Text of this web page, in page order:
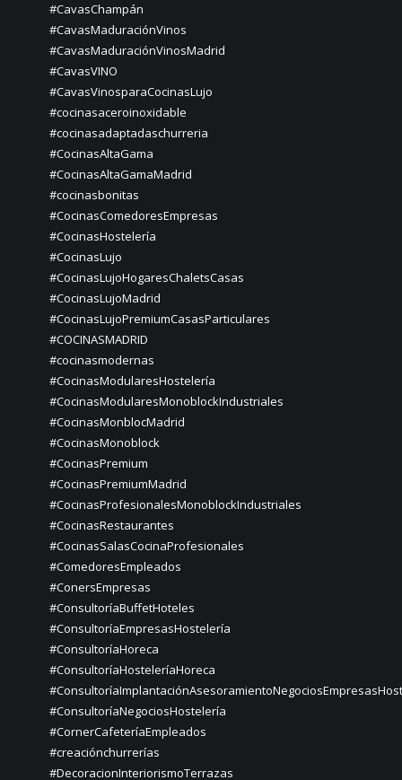
#CavasChampán
#CavasMaduraciónVinos
#CavasMaduraciónVinosMadrid
#CavasVINO
#CavasVinosparaCocinasLujo
#cocinasaceroinoxidable
#cocinasadaptadaschurreria
#CocinasAltaGama
#CocinasAltaGamaMadrid
#cocinasbonitas
#CocinasComedoresEmpresas
#CocinasHostelería
#CocinasLujo
#CocinasLujoHogaresChaletsCasas
#CocinasLujoMadrid
#CocinasLujoPremiumCasasParticulares
#COCINASMADRID
#cocinasmodernas
#CocinasModularesHostelería
#CocinasModularesMonoblockIndustriales
#CocinasMonblocMadrid
#CocinasMonoblock
#CocinasPremium
#CocinasPremiumMadrid
#CocinasProfesionalesMonoblockIndustriales
#CocinasRestaurantes
#CocinasSalasCocinaProfesionales
#ComedoresEmpleados
#ConersEmpresas
#ConsultoríaBuffetHoteles
#ConsultoríaEmpresasHostelería
#ConsultoríaHoreca
#ConsultoríaHosteleríaHoreca
#ConsultoríaNegociosHostelería
#CornerCafeteríaEmpleados
#creaciónchurrerías
#DecoracionInteriorismoTerrazas